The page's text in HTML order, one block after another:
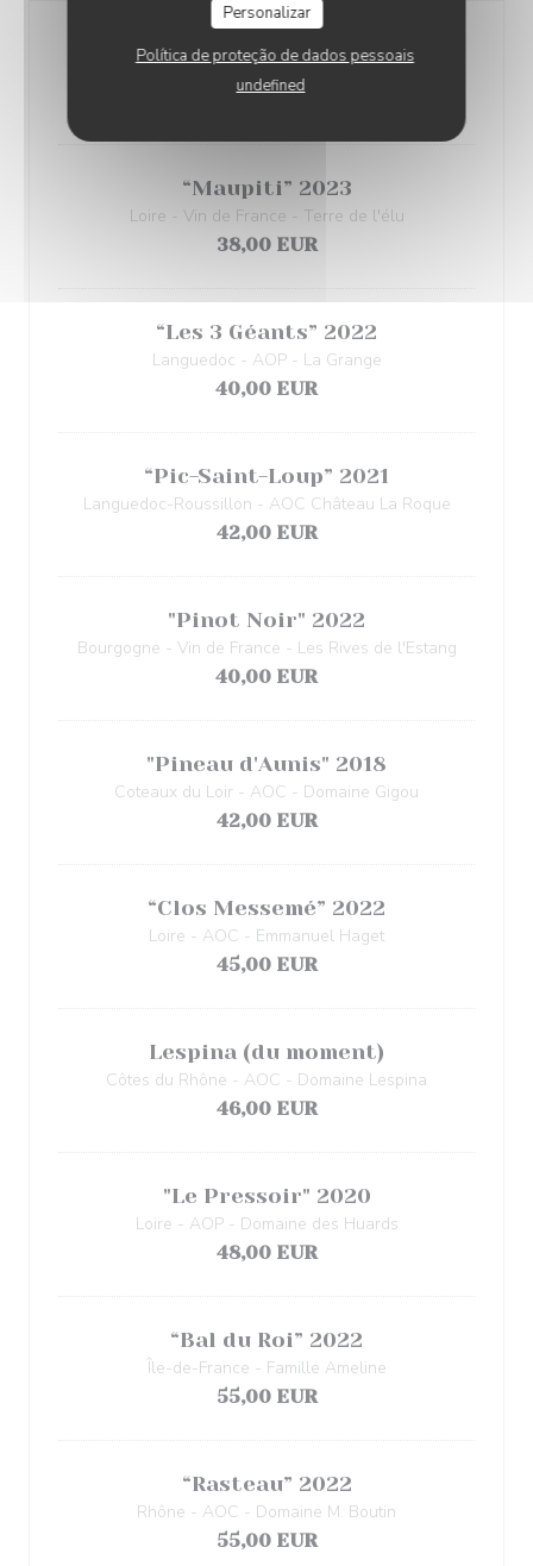
Personalizar
Política de proteção de dados pessoais
undefined
“Bergerie” 2021
Pays d'Oc - IGP - Domaine de Cantaussel
36,00 EUR
“Maupiti” 2023
Loire - Vin de France - Terre de l'élu
38,00 EUR
“Les 3 Géants” 2022
Languedoc - AOP - La Grange
40,00 EUR
“Pic-Saint-Loup” 2021
Languedoc-Roussillon - AOC Château La Roque
42,00 EUR
"Pinot Noir" 2022
Bourgogne - Vin de France - Les Rives de l'Estang
40,00 EUR
"Pineau d'Aunis" 2018
Coteaux du Loir - AOC - Domaine Gigou
42,00 EUR
“Clos Messemé” 2022
Loire - AOC - Emmanuel Haget
45,00 EUR
Lespina (du moment)
Côtes du Rhône - AOC - Domaine Lespina
46,00 EUR
"Le Pressoir" 2020
Loire - AOP - Domaine des Huards
48,00 EUR
“Bal du Roi” 2022
Île-de-France - Famille Ameline
55,00 EUR
“Rasteau” 2022
Rhône - AOC - Domaine M. Boutin
55,00 EUR